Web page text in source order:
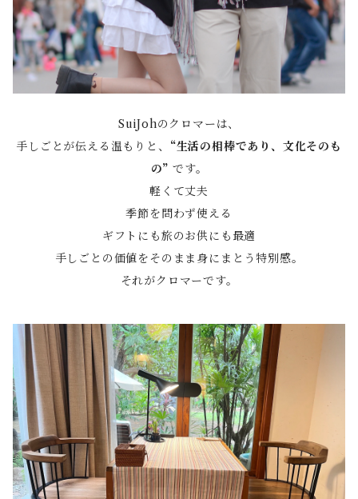
SuiJohのクロマーは、
手しごとが伝える温もりと、 “生活の相棒であり、文化そのも
の” です。
軽くて丈夫
季節を問わず使える
ギフトにも旅のお供にも最適
手しごとの価値をそのまま身にまとう特別感。
それがクロマーです。